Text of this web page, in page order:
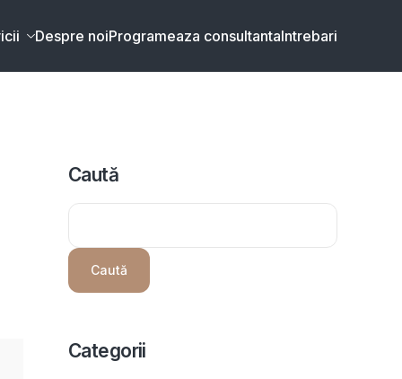
Despre noiProgrameaza consultantaIntrebari
Caută
Caută
Categorii